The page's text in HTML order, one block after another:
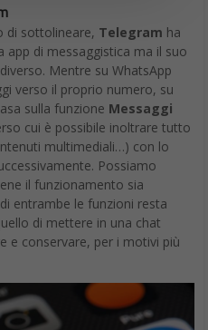
di sottolineare, Telegram ha
app di messaggistica ma il suo
Mentre su WhatsApp
verso il proprio numero, su
sulla funzione Messaggi
cui è possibile inoltrare tutto
multimediali…) con lo
Possiamo
il funzionamento sia
entrambe le funzioni resta
di mettere in una chat
e conservare, per i motivi più